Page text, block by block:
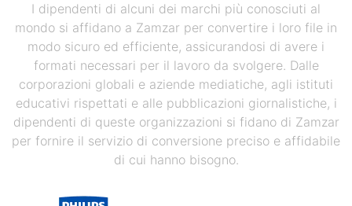
I dipendenti di alcuni dei marchi più conosciuti al
mondo si affidano a Zamzar per convertire i loro file in
modo sicuro ed efficiente, assicurandosi di avere i
formati necessari per il lavoro da svolgere. Dalle
corporazioni globali e aziende mediatiche, agli istituti
educativi rispettati e alle pubblicazioni giornalistiche, i
dipendenti di queste organizzazioni si fidano di Zamzar
per fornire il servizio di conversione preciso e affidabile
di cui hanno bisogno.